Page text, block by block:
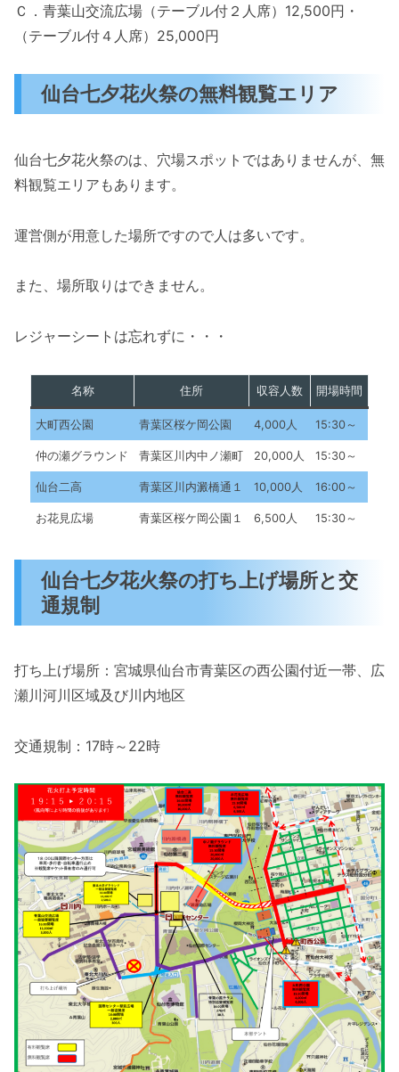
Ｃ．青葉山交流広場（テーブル付２人席）12,500円・
（テーブル付４人席）25,000円
仙台七夕花火祭の無料観覧エリア
仙台七夕花火祭のは、穴場スポットではありませんが、無
料観覧エリアもあります。
運営側が用意した場所ですので人は多いです。
また、場所取りはできません。
レジャーシートは忘れずに・・・
名称 住所 収容人数 開場時間
大町西公園 青葉区桜ケ岡公園 4,000人 15:30～
仲の瀬グラウンド 青葉区川内中ノ瀬町 20,000人 15:30～
仙台二高 青葉区川内澱橋通１ 10,000人 16:00～
お花見広場 青葉区桜ケ岡公園１ 6,500人 15:30～
仙台七夕花火祭の打ち上げ場所と交
通規制
打ち上げ場所：宮城県仙台市青葉区の西公園付近一帯、広
瀬川河川区域及び川内地区
交通規制：17時～22時